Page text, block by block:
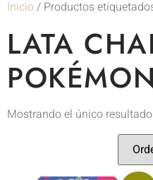
Inicio/ Productos
LATA
POKÉMON
Mostrando el único resultado